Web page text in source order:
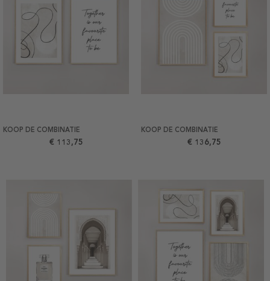
KOOP DE COMBINATIE
€ 113,75
KOOP DE COMBINATIE
€ 136,75